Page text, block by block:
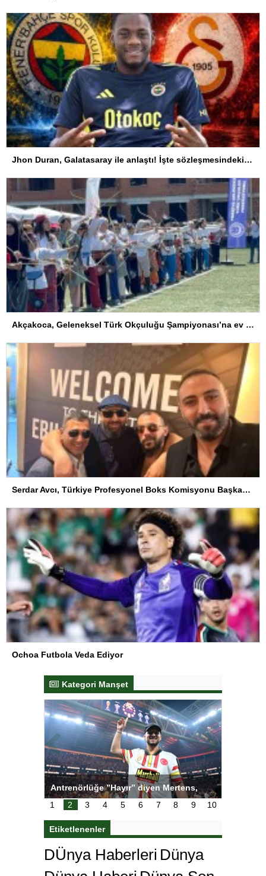
Jhon Duran, Galatasaray ile anlaştı! İşte sözleşmesindeki özel madde
Akçakoca, Geleneksel Türk Okçuluğu Şampiyonası’na ev sahipliği yapıyor
Serdar Avcı, Türkiye Profesyonel Boks Komisyonu Başkanı Seçildi
Ochoa Futbola Veda Ediyor
Kategori Manşet
Salihli Sporcuları Kuraş’ta Gururlandırdı
1 2 3 4 5 6 7 8 9 10
Etiketlenenler
DÜnya Haberleri Dünya